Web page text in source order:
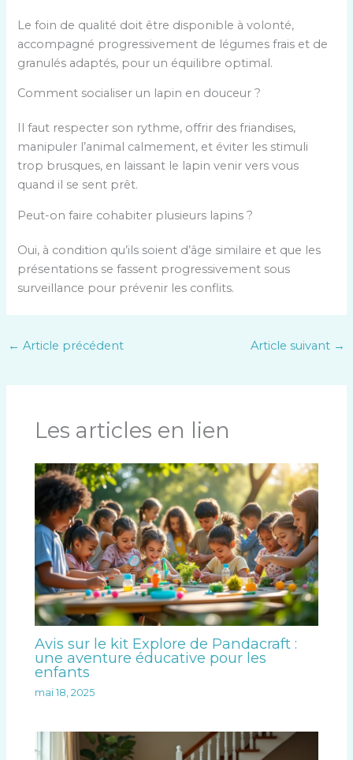
Le foin de qualité doit être disponible à volonté,
accompagné progressivement de légumes frais et de
granulés adaptés, pour un équilibre optimal.
Comment socialiser un lapin en douceur ?
Il faut respecter son rythme, offrir des friandises,
manipuler l’animal calmement, et éviter les stimuli
trop brusques, en laissant le lapin venir vers vous
quand il se sent prêt.
Peut-on faire cohabiter plusieurs lapins ?
Oui, à condition qu’ils soient d’âge similaire et que les
présentations se fassent progressivement sous
surveillance pour prévenir les conflits.
← Article précédent Article suivant →
Les articles en lien
Avis sur le kit Explore de Pandacraft :
une aventure éducative pour les
enfants
mai 18, 2025